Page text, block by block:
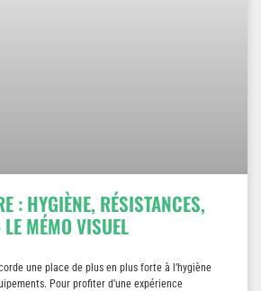
: HYGIÈNE, RÉSISTANCES,
MÉMO VISUEL
une place de plus en plus forte à l’hygiène
Pour profiter d’une expérience